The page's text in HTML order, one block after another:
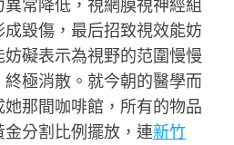
常降低，視網膜視神經組
毀傷，最后招致視效能妨
礙表示為視野的范圍慢慢
極消散。就今朝的醫學而
那間咖啡館，所有的物品
分割比例擺放，連新竹